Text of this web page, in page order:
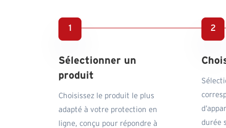
Sélectionner un
produit
Choisissez le produit le plus
adapté à votre protection en
ligne, conçu pour répondre à
durée